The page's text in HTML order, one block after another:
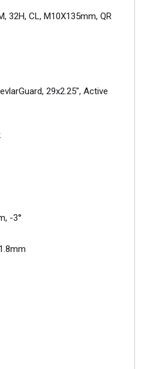
32H, CL, M10X135mm, QR
29x2.25", Active
-3°